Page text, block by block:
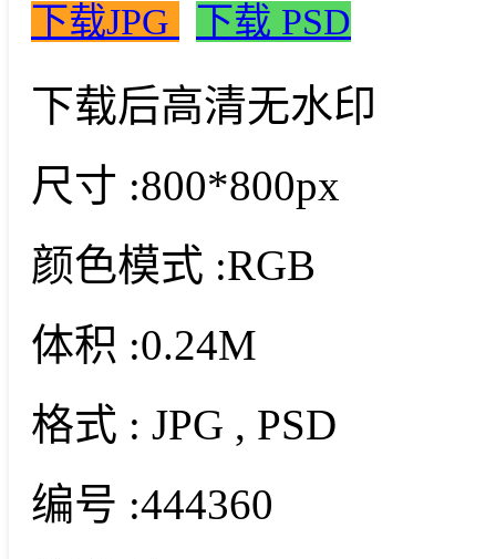
下载JPG 下载 PSD
下载后高清无水印
尺寸 :800*800px
颜色模式 :RGB
体积 :0.24M
格式 : JPG , PSD
编号 :444360